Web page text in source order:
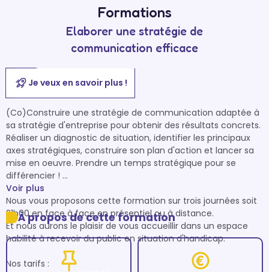
Formations
Elaborer une stratégie de
communication efficace
Je veux en savoir plus !
(Co)Construire une stratégie de communication adaptée à
sa stratégie d'entreprise pour obtenir des résultats concrets.
Réaliser un diagnostic de situation, identifier les principaux
axes stratégiques, construire son plan d'action et lancer sa
mise en oeuvre. Prendre un temps stratégique pour se
différencier !
Nous vous proposons cette formation sur trois journées soit
21h00 en face à face en présentiel ou à distance.
Et nous aurons le plaisir de vous accueillir dans un espace
habilité à recevoir du public en situation d'handicap.
Nos tarifs :
Voir plus
À propos de cette formation